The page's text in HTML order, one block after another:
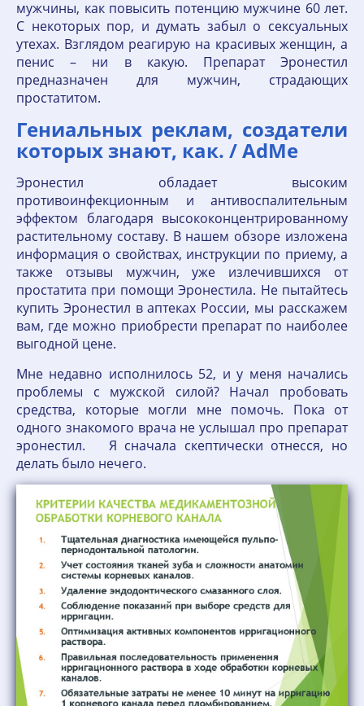
мужчины, как повысить потенцию мужчине 60 лет.
С некоторых пор, и думать забыл о сексуальных
утехах. Взглядом реагирую на красивых женщин, а
пенис – ни в какую. Препарат Эронестил
предназначен для мужчин, страдающих
простатитом.
Гениальных реклам, создатели
которых знают, как. / AdMe
Эронестил обладает высоким
противоинфекционным и антивоспалительным
эффектом благодаря высококонцентрированному
растительному составу. В нашем обзоре изложена
информация о свойствах, инструкции по приему, а
также отзывы мужчин, уже излечившихся от
простатита при помощи Эронестила. Не пытайтесь
купить Эронестил в аптеках России, мы расскажем
вам, где можно приобрести препарат по наиболее
выгодной цене.
Мне недавно исполнилось 52, и у меня начались
проблемы с мужской силой? Начал пробовать
средства, которые могли мне помочь. Пока от
одного знакомого врача не услышал про препарат
эронестил. Я сначала скептически отнесся, но
делать было нечего.